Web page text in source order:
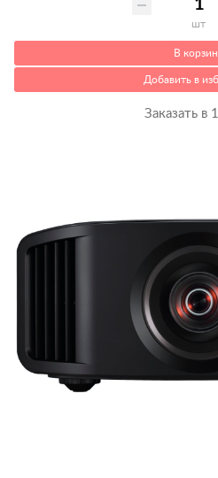
шт
В
Добавить в
Заказать в